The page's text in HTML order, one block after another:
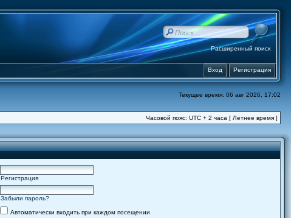
Расширенный поиск
Регистрация
Вход
Текущее время: 06 авг 2026, 17:02
Часовой пояс: UTC + 2 часа [ Летнее время ]
Регистрация
Забыли пароль?
Автоматически входить при каждом посещении